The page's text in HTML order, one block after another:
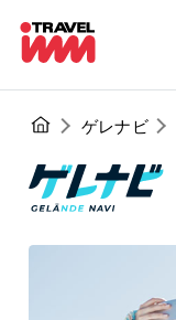
ゲレナビ